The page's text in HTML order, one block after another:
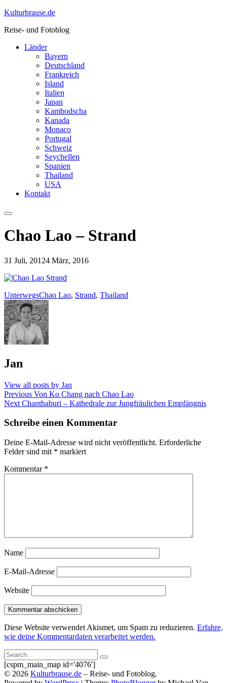
Skip
content
Kulturbrause.de
Reise- und Fotoblog
Länder
Bayern
Deutschland
Frankreich
Island
Italien
Japan
Kambodscha
Kanada
Monaco
Portugal
Schweiz
Seychellen
Spanien
Thailand
USA
Kontakt
Menu
Chao Lao – Strand
31 Juli, 20124 März, 2016
UnterwegsChao Lao, Strand, Thailand
Published
Jan
View all posts by Jan
Beitragsnavigation
Previous Previous
post:
Von Ko Chang nach Chao Lao
Next Next
Chanthaburi – Kathedrale zur Jungfräulichen Empfängnis
Schreibe einen Kommentar
Deine E-Mail-Adresse wird nicht veröffentlicht. Erforderliche
Felder sind mit * markiert
Kommentar *
Name
E-Mail-Adresse
Website
Diese Website verwendet Akismet, um Spam zu reduzieren. Erfahre,
wie deine Kommentardaten verarbeitet werden.
Search
for:
Search
[cspm_main_map id='4076']
© 2026 Kulturbrause.de – Reise- und Fotoblog.